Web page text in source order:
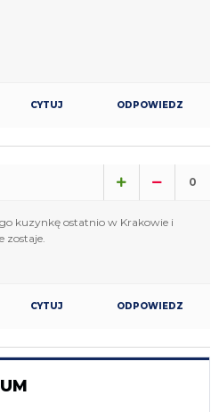
CYTUJ ODPOWIEDZ
0
kuzynkę ostatnio w Krakowie i
zostaje.
CYTUJ ODPOWIEDZ